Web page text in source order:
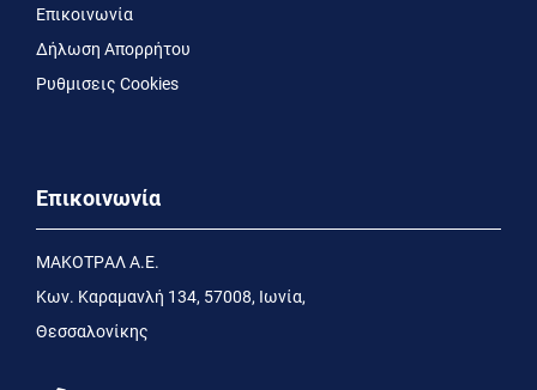
Επικοινωνία
Δήλωση Απορρήτου
Ρυθμισεις Cookies
Επικοινωνία
MΑΚΟΤΡΑΛ Α.Ε.
Kων. Kαραμανλή 134, 57008, Ιωνία,
Θεσσαλονίκης